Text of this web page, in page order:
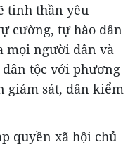
tinh thần yêu
cường, tự hào dân
mọi người dân và
tộc với phương
giám sát, dân kiểm
quyền xã hội chủ